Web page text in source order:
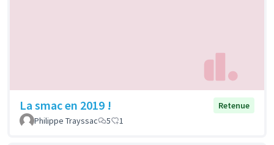
La smac en 2019 !
Retenue
Philippe Trayssac
5 1